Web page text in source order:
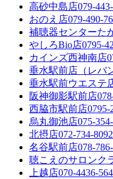
高砂中島店079-
おのえ店079-490-
補聴器センターた
やしろBio店0795-
カインズ西神南店
垂水駅前店（レバ
垂水駅前ウエステ
阪神御影駅前店
西脇市駅前店0795-
烏丸御池店075-
北摂店072-734-8092
名谷駅前店078-
聴こえのサロンク
上越店070-4436-